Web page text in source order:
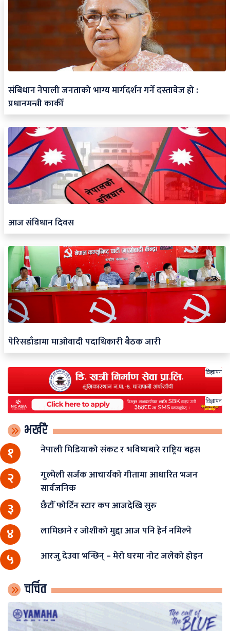
संबिधान नेपाली जनताको भाग्य मार्गदर्शन गर्ने दस्तावेज हो :
प्रधानमन्त्री कार्की
आज संविधान दिवस
पेरिसडाँडामा माओवादी पदाधिकारी बैठक जारी
विज्ञापन
विज्ञापन
भर्खरै
१ नेपाली मिडियाको संकट र भविष्यबारे राष्ट्रिय बहस
२
गुल्मेली सर्जक आचार्यको गीतामा आधारित भजन
सार्वजनिक
३ छैटौँ फोर्टिन स्टार कप आजदेखि सुरु
४ लामिछाने र जोशीको मुद्दा आज पनि हेर्न नमिल्ने
५ आरजु देउवा भन्छिन् – मेरो घरमा नोट जलेको होइन
चर्चित